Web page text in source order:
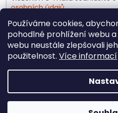
Používáme cookies,
pohodlné prohlížení webu
webu neustále zlepšovali
použitelnost. Více informací
osobních údajů
PŘIHLÁSIT SE
Copyright 2026